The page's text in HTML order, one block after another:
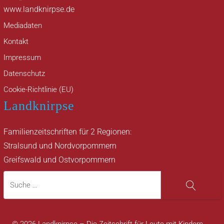
www.landknirpse.de
Mediadaten
Kontakt
Impressum
Datenschutz
Cookie-Richtlinie (EU)
Landknirpse
Familienzeitschriften für 2 Regionen:
Stralsund und Nordvorpommern
Greifswald und Ostvorpommern
Suche
Suche